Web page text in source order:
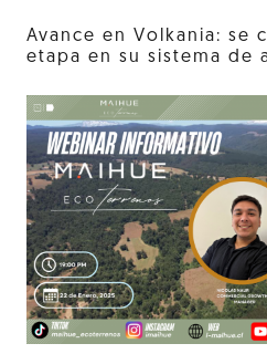
Avance en Volkania: se
etapa en su sistema de